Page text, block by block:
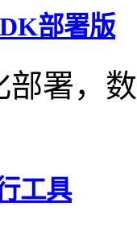
部署版
部署，
工具